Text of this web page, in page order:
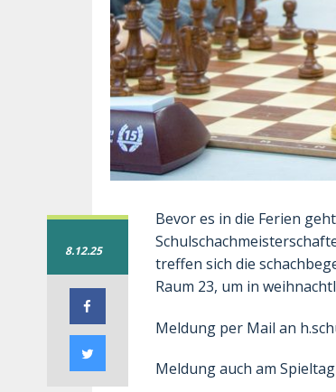
8.12.25
Bevor es in die Ferien
treffen sich die
Raum 23, um in
Meldung per Mail an
Meldung auch am